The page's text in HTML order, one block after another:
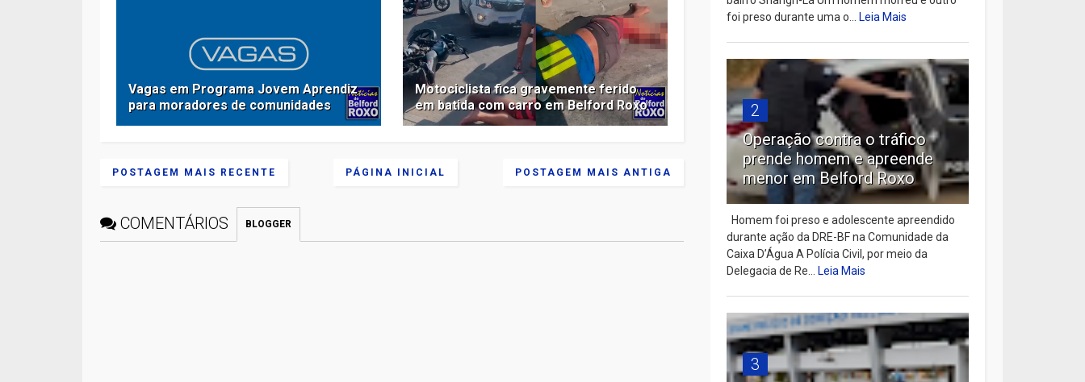
Vagas em Programa Jovem Aprendiz
para moradores de comunidades
Motociclista fica gravemente ferido
em batida com carro em Belford Roxo
POSTAGEM MAIS RECENTE POSTAGEM MAIS ANTIGA
PÁGINA INICIAL
COMENTÁRIOS BLOGGER
foi preso durante uma o...Leia Mais
2
Operação contra o tráfico
prende homem e apreende
menor em Belford Roxo
Homem foi preso e adolescente apreendido
durante ação da DRE-BF na Comunidade da
Caixa D’Água A Polícia Civil, por meio da
Delegacia de Re...Leia Mais
3